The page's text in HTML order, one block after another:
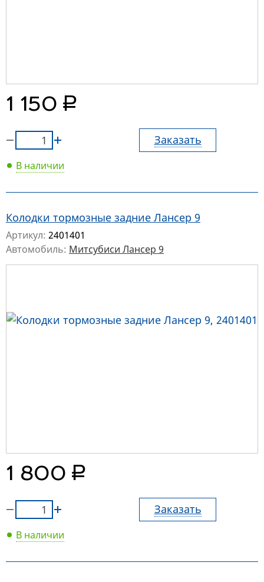
1 150 руб.
Заказать
В наличии
Колодки тормозные задние Лансер 9
Артикул: 2401401
Автомобиль: Митсубиси Лансер 9
1 800 руб.
Заказать
В наличии